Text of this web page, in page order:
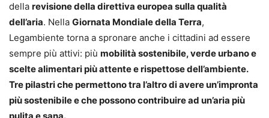
della revisione della direttiva europea sulla qualità
dell’aria. Nella Giornata Mondiale della Terra,
Legambiente torna a spronare anche i cittadini ad essere
sempre più attivi: più mobilità sostenibile, verde urbano e
scelte alimentari più attente e rispettose dell’ambiente.
Tre pilastri che permettono tra l’altro di avere un’impronta
più sostenibile e che possono contribuire ad un’aria più